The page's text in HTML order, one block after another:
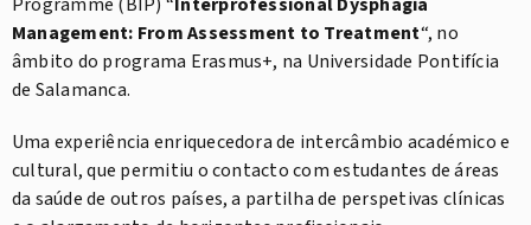
Management: From Assessment to Treatment“, no
âmbito do programa Erasmus+, na Universidade Pontifícia
de Salamanca.
Uma experiência enriquecedora de intercâmbio académico e
cultural, que permitiu o contacto com estudantes de áreas
da saúde de outros países, a partilha de perspetivas clínicas